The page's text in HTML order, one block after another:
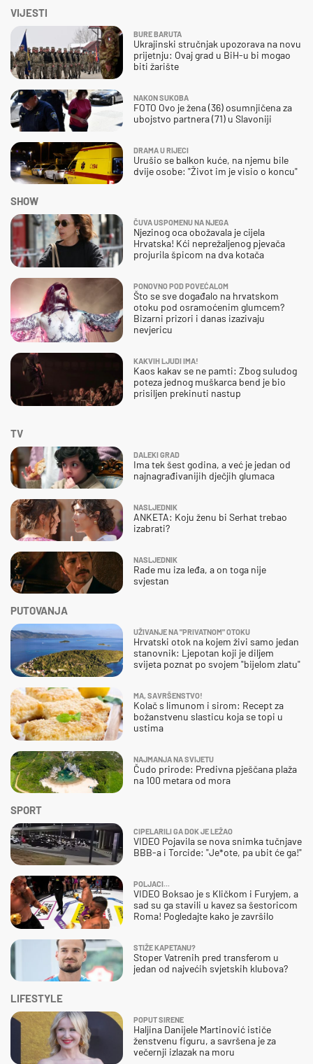
VIJESTI
BURE BARUTA
Ukrajinski stručnjak upozorava na novu
prijetnju: Ovaj grad u BiH-u bi mogao
biti žarište
NAKON SUKOBA
FOTO Ovo je žena (36) osumnjičena za
ubojstvo partnera (71) u Slavoniji
DRAMA U RIJECI
Urušio se balkon kuće, na njemu bile
dvije osobe: "Život im je visio o koncu"
SHOW
ČUVA USPOMENU NA NJEGA
Njezinog oca obožavala je cijela
Hrvatska! Kći neprežaljenog pjevača
projurila špicom na dva kotača
PONOVNO POD POVEĆALOM
Što se sve događalo na hrvatskom
otoku pod osramoćenim glumcem?
Bizarni prizori i danas izazivaju
nevjericu
KAKVIH LJUDI IMA!
Kaos kakav se ne pamti: Zbog suludog
poteza jednog muškarca bend je bio
prisiljen prekinuti nastup
SPORT
CIPELARILI GA DOK JE LEŽAO
VIDEO Pojavila se nova snimka tučnjave
BBB-a i Torcide: "Je*ote, pa ubit će ga!"
POLJACI...
VIDEO Boksao je s Kličkom i Furyjem, a
sad su ga stavili u kavez sa šestoricom
Roma! Pogledajte kako je završilo
STIŽE KAPETANU?
Stoper Vatrenih pred transferom u
jedan od najvećih svjetskih klubova?
TV
DALEKI GRAD
Ima tek šest godina, a već je jedan od
najnagrađivanijih dječjih glumaca
NASLJEDNIK
ANKETA: Koju ženu bi Serhat trebao
izabrati?
NASLJEDNIK
Rade mu iza leđa, a on toga nije
svjestan
PUTOVANJA
UŽIVANJE NA "PRIVATNOM" OTOKU
Hrvatski otok na kojem živi samo jedan
stanovnik: Ljepotan koji je diljem
svijeta poznat po svojem "bijelom zlatu"
MA, SAVRŠENSTVO!
Kolač s limunom i sirom: Recept za
božanstvenu slasticu koja se topi u
ustima
NAJMANJA NA SVIJETU
Čudo prirode: Predivna pješčana plaža
na 100 metara od mora
LIFESTYLE
POPUT SIRENE
Haljina Danijele Martinović ističe
ženstvenu figuru, a savršena je za
večernji izlazak na moru